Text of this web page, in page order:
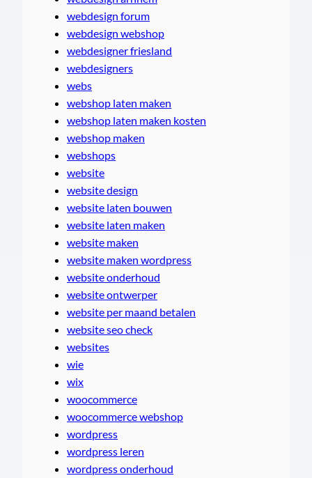
webdesign forum
webdesign webshop
webdesigner friesland
webdesigners
webs
webshop laten maken
webshop laten maken kosten
webshop maken
webshops
website
website design
website laten bouwen
website laten maken
website maken
website maken wordpress
website onderhoud
website ontwerper
website per maand betalen
website seo check
websites
wie
wix
woocommerce
woocommerce webshop
wordpress
wordpress leren
wordpress onderhoud